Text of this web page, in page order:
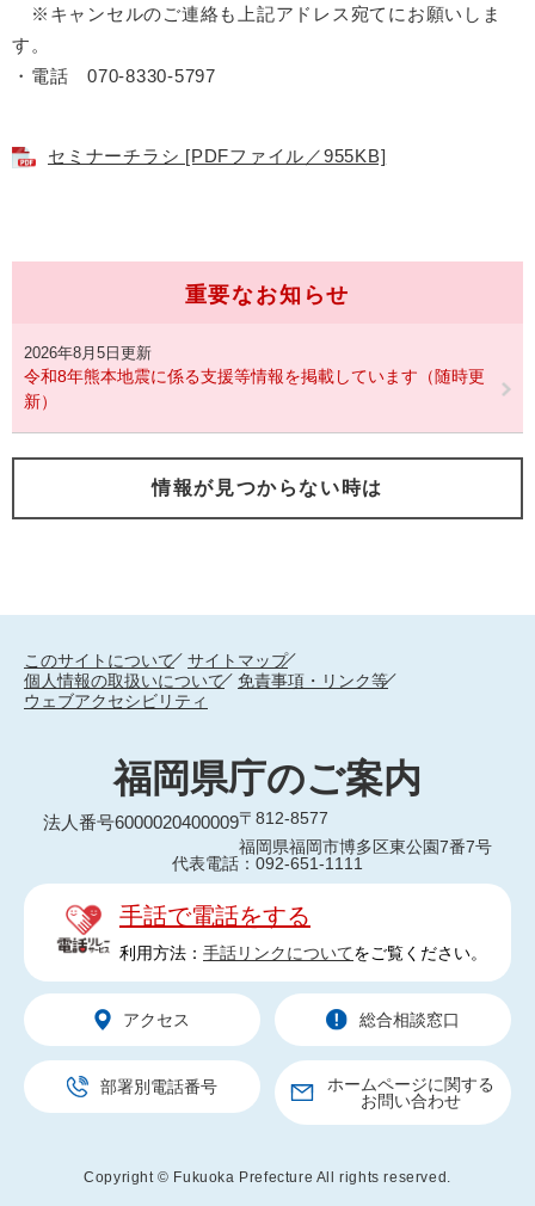
※キャンセルのご連絡も上記アドレス宛てにお願いしま
す。​
・電話 ​070-8330-5797
セミナーチラシ [PDFファイル／955KB]
重要なお知らせ
2026年8月5日更新
令和8年熊本地震に係る支援等情報を掲載しています（随時更
新）
情報が見つからない時は
このサイトについて
サイトマップ
個人情報の取扱いについて
免責事項・リンク等
ウェブアクセシビリティ
福岡県庁のご案内
法人番号6000020400009〒812-8577
福岡県福岡市博多区東公園7番7号
代表電話：092-651-1111
手話で電話をする
利用方法： 手話リンクについてをご覧ください。
アクセス 総合相談窓口
部署別電話番号
ホームページに関する
お問い合わせ
Copyright © Fukuoka Prefecture All rights reserved.